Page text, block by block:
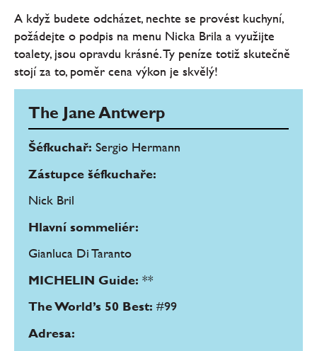
A když budete odcházet, nechte se provést kuchyní,
požádejte o podpis na menu Nicka Brila a využijte
toalety, jsou opravdu krásné. Ty peníze totiž skutečně
stojí za to, poměr cena výkon je skvělý!
The Jane Antwerp
Šéfkuchař: Sergio Hermann
Zástupce šéfkuchaře:
Nick Bril
Hlavní sommeliér:
Gianluca Di Taranto
MICHELIN Guide: **
The World’s 50 Best: #99
Adresa: